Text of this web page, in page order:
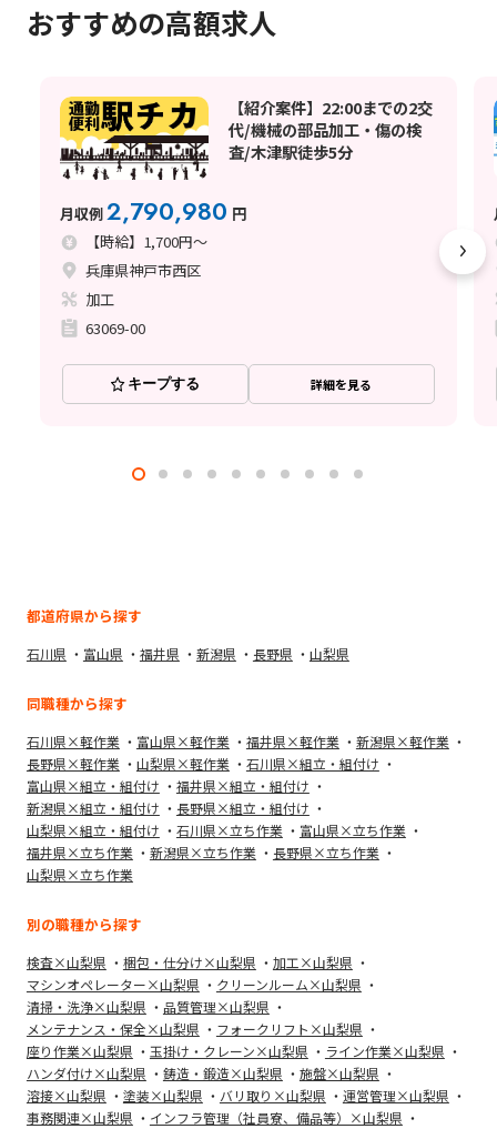
おすすめの高額求人
【紹介案件】22:00までの2交
代/機械の部品加工・傷の検
査/木津駅徒歩5分
月収例2,790,980 円
【時給】1,700円～
兵庫県神戸市西区
加工
63069-00
キープする 詳細を見る
都道府県から探す
石川県 富山県 福井県 新潟県 長野県 山梨県
同職種から探す
石川県×軽作業 富山県×軽作業 福井県×軽作業
新潟県×軽作業
長野県×軽作業
山梨県×軽作業
石川県×組立・組付け
富山県×組立・組付け
福井県×組立・組付け
新潟県×組立・組付け
長野県×組立・組付け
山梨県×組立・組付け
石川県×立ち作業
富山県×立ち作業
福井県×立ち作業
新潟県×立ち作業
長野県×立ち作業
山梨県×立ち作業
別の職種から探す
検査×山梨県 梱包・仕分け×山梨県
加工×山梨県
マシンオペレーター×山梨県
クリーンルーム×山梨県
清掃・洗浄×山梨県
品質管理×山梨県
メンテナンス・保全×山梨県
フォークリフト×山梨県
座り作業×山梨県
玉掛け・クレーン×山梨県
ライン作業×山梨県
ハンダ付け×山梨県
鋳造・鍛造×山梨県
施盤×山梨県
溶接×山梨県
塗装×山梨県 バリ取り×山梨県
運営管理×山梨県
事務関連×山梨県
インフラ管理（社員寮、備品等）×山梨県